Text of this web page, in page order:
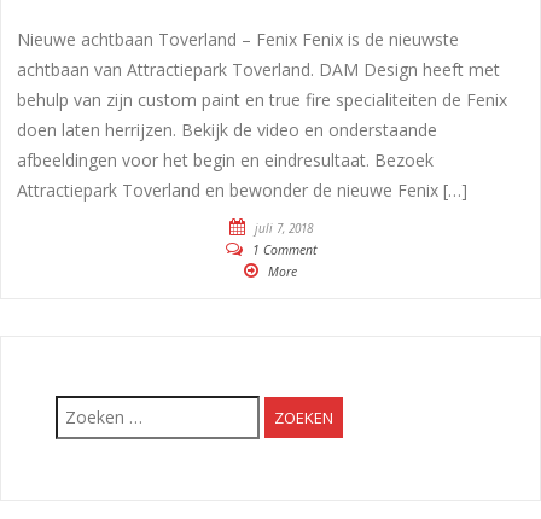
Nieuwe achtbaan Toverland – Fenix Fenix is de nieuwste
achtbaan van Attractiepark Toverland. DAM Design heeft met
behulp van zijn custom paint en true fire specialiteiten de Fenix
doen laten herrijzen. Bekijk de video en onderstaande
afbeeldingen voor het begin en eindresultaat. Bezoek
Attractiepark Toverland en bewonder de nieuwe Fenix […]
juli 7, 2018
1 Comment
More
Zoeken
naar: